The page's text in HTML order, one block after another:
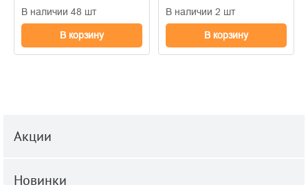
В наличии 48 шт
В корзину
В наличии 2 шт
В корзину
Акции
Новинки